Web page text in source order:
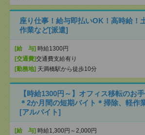
座り仕事！給与即払いOK！高時給！
作業など[派遣]
[給 与] 時給1300円
[交通費]交通費支給有り
[勤務地] 天満橋駅から徒歩10分
【時給1300円～】オフィス移転のお
＊2か月間の短期バイト＊掃除、軽作
[アルバイト]
[給 与] 時給1,300円～2,000円